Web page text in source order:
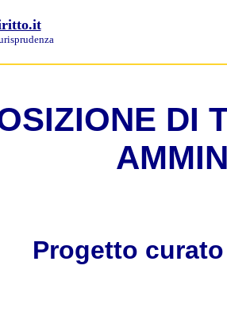
DI
Progetto